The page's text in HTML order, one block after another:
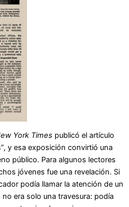
York Times publicó el artículo
y esa exposición convirtió una
público. Para algunos lectores
jóvenes fue una revelación. Si
podía llamar la atención de un
era solo una travesura: podía